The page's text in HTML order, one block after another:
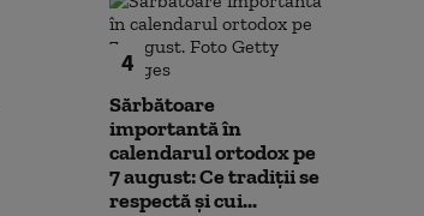
4
Sărbătoare
importantă în
calendarul ortodox pe
7 august: Ce tradiții se
respectă și cui...